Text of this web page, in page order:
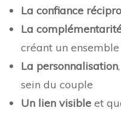
La confiance
La
créant un
La personnalisation
sein du couple
Un lien visible et